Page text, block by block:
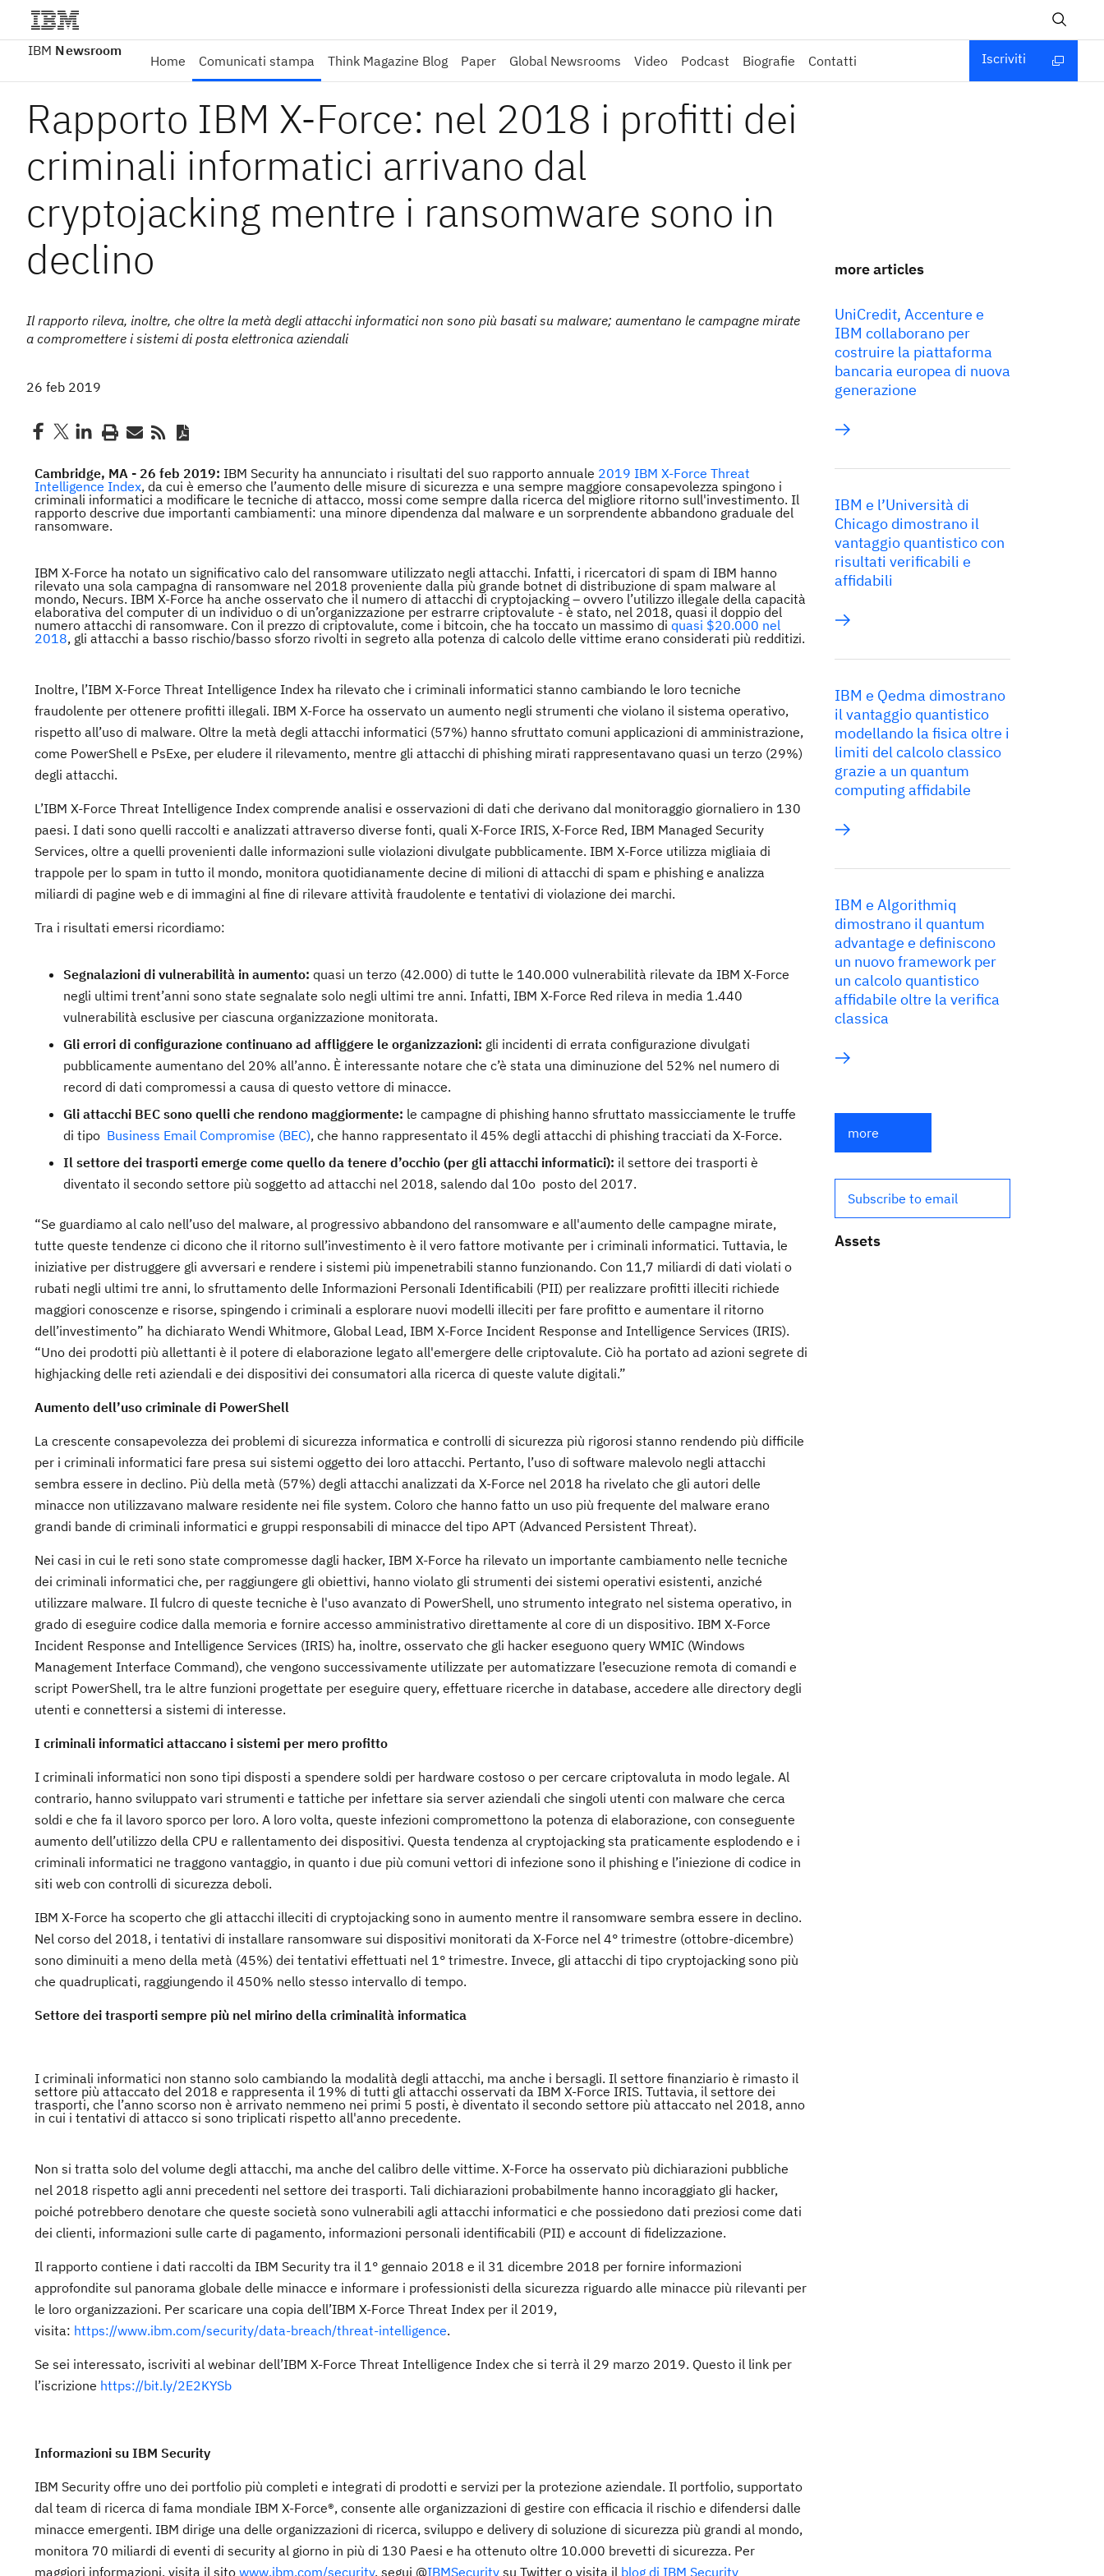
IBM Newsroom
Home Comunicati stampa Think Magazine Blog Paper Global Newsrooms Video Podcast Biografie Contatti Iscriviti
Rapporto IBM X-Force: nel 2018 i profitti dei
criminali informatici arrivano dal
cryptojacking mentre i ransomware sono in
declino
Il rapporto rileva, inoltre, che oltre la metà degli attacchi informatici non sono più basati su malware; aumentano le campagne mirate
a compromettere i sistemi di posta elettronica aziendali
26 feb 2019
Cambridge, MA - 26 feb 2019: IBM Security ha annunciato i risultati del suo rapporto annuale 2019 IBM X-Force Threat
Intelligence Index, da cui è emerso che l’aumento delle misure di sicurezza e una sempre maggiore consapevolezza spingono i
criminali informatici a modificare le tecniche di attacco, mossi come sempre dalla ricerca del migliore ritorno sull'investimento. Il
rapporto descrive due importanti cambiamenti: una minore dipendenza dal malware e un sorprendente abbandono graduale del
ransomware.
IBM X-Force ha notato un significativo calo del ransomware utilizzato negli attacchi. Infatti, i ricercatori di spam di IBM hanno
rilevato una sola campagna di ransomware nel 2018 proveniente dalla più grande botnet di distribuzione di spam malware al
mondo, Necurs. IBM X-Force ha anche osservato che il numero di attacchi di cryptojacking – ovvero l’utilizzo illegale della capacità
elaborativa del computer di un individuo o di un’organizzazione per estrarre criptovalute - è stato, nel 2018, quasi il doppio del
numero attacchi di ransomware. Con il prezzo di criptovalute, come i bitcoin, che ha toccato un massimo di quasi $20.000 nel
2018, gli attacchi a basso rischio/basso sforzo rivolti in segreto alla potenza di calcolo delle vittime erano considerati più redditizi.
Inoltre, l’IBM X-Force Threat Intelligence Index ha rilevato che i criminali informatici stanno cambiando le loro tecniche
fraudolente per ottenere profitti illegali. IBM X-Force ha osservato un aumento negli strumenti che violano il sistema operativo,
rispetto all’uso di malware. Oltre la metà degli attacchi informatici (57%) hanno sfruttato comuni applicazioni di amministrazione,
come PowerShell e PsExe, per eludere il rilevamento, mentre gli attacchi di phishing mirati rappresentavano quasi un terzo (29%)
degli attacchi.
L’IBM X-Force Threat Intelligence Index comprende analisi e osservazioni di dati che derivano dal monitoraggio giornaliero in 130
paesi. I dati sono quelli raccolti e analizzati attraverso diverse fonti, quali X-Force IRIS, X-Force Red, IBM Managed Security
Services, oltre a quelli provenienti dalle informazioni sulle violazioni divulgate pubblicamente. IBM X-Force utilizza migliaia di
trappole per lo spam in tutto il mondo, monitora quotidianamente decine di milioni di attacchi di spam e phishing e analizza
miliardi di pagine web e di immagini al fine di rilevare attività fraudolente e tentativi di violazione dei marchi.
Tra i risultati emersi ricordiamo:
Segnalazioni di vulnerabilità in aumento: quasi un terzo (42.000) di tutte le 140.000 vulnerabilità rilevate da IBM X-Force
negli ultimi trent’anni sono state segnalate solo negli ultimi tre anni. Infatti, IBM X-Force Red rileva in media 1.440
vulnerabilità esclusive per ciascuna organizzazione monitorata.
Gli errori di configurazione continuano ad affliggere le organizzazioni: gli incidenti di errata configurazione divulgati
pubblicamente aumentano del 20% all’anno. È interessante notare che c’è stata una diminuzione del 52% nel numero di
record di dati compromessi a causa di questo vettore di minacce.
Gli attacchi BEC sono quelli che rendono maggiormente: le campagne di phishing hanno sfruttato massicciamente le truffe
di tipo Business Email Compromise (BEC), che hanno rappresentato il 45% degli attacchi di phishing tracciati da X-Force.
Il settore dei trasporti emerge come quello da tenere d’occhio (per gli attacchi informatici): il settore dei trasporti è
diventato il secondo settore più soggetto ad attacchi nel 2018, salendo dal 10o posto del 2017.
“Se guardiamo al calo nell’uso del malware, al progressivo abbandono del ransomware e all'aumento delle campagne mirate,
tutte queste tendenze ci dicono che il ritorno sull’investimento è il vero fattore motivante per i criminali informatici. Tuttavia, le
iniziative per distruggere gli avversari e rendere i sistemi più impenetrabili stanno funzionando. Con 11,7 miliardi di dati violati o
rubati negli ultimi tre anni, lo sfruttamento delle Informazioni Personali Identificabili (PII) per realizzare profitti illeciti richiede
maggiori conoscenze e risorse, spingendo i criminali a esplorare nuovi modelli illeciti per fare profitto e aumentare il ritorno
dell’investimento” ha dichiarato Wendi Whitmore, Global Lead, IBM X-Force Incident Response and Intelligence Services (IRIS).
“Uno dei prodotti più allettanti è il potere di elaborazione legato all'emergere delle criptovalute. Ciò ha portato ad azioni segrete di
highjacking delle reti aziendali e dei dispositivi dei consumatori alla ricerca di queste valute digitali.”
Aumento dell’uso criminale di PowerShell
La crescente consapevolezza dei problemi di sicurezza informatica e controlli di sicurezza più rigorosi stanno rendendo più difficile
per i criminali informatici fare presa sui sistemi oggetto dei loro attacchi. Pertanto, l’uso di software malevolo negli attacchi
sembra essere in declino. Più della metà (57%) degli attacchi analizzati da X-Force nel 2018 ha rivelato che gli autori delle
minacce non utilizzavano malware residente nei file system. Coloro che hanno fatto un uso più frequente del malware erano
grandi bande di criminali informatici e gruppi responsabili di minacce del tipo APT (Advanced Persistent Threat).
Nei casi in cui le reti sono state compromesse dagli hacker, IBM X-Force ha rilevato un importante cambiamento nelle tecniche
dei criminali informatici che, per raggiungere gli obiettivi, hanno violato gli strumenti dei sistemi operativi esistenti, anziché
utilizzare malware. Il fulcro di queste tecniche è l'uso avanzato di PowerShell, uno strumento integrato nel sistema operativo, in
grado di eseguire codice dalla memoria e fornire accesso amministrativo direttamente al core di un dispositivo. IBM X-Force
Incident Response and Intelligence Services (IRIS) ha, inoltre, osservato che gli hacker eseguono query WMIC (Windows
Management Interface Command), che vengono successivamente utilizzate per automatizzare l’esecuzione remota di comandi e
script PowerShell, tra le altre funzioni progettate per eseguire query, effettuare ricerche in database, accedere alle directory degli
utenti e connettersi a sistemi di interesse.
I criminali informatici attaccano i sistemi per mero profitto
I criminali informatici non sono tipi disposti a spendere soldi per hardware costoso o per cercare criptovaluta in modo legale. Al
contrario, hanno sviluppato vari strumenti e tattiche per infettare sia server aziendali che singoli utenti con malware che cerca
soldi e che fa il lavoro sporco per loro. A loro volta, queste infezioni compromettono la potenza di elaborazione, con conseguente
aumento dell’utilizzo della CPU e rallentamento dei dispositivi. Questa tendenza al cryptojacking sta praticamente esplodendo e i
criminali informatici ne traggono vantaggio, in quanto i due più comuni vettori di infezione sono il phishing e l’iniezione di codice in
siti web con controlli di sicurezza deboli.
IBM X-Force ha scoperto che gli attacchi illeciti di cryptojacking sono in aumento mentre il ransomware sembra essere in declino.
Nel corso del 2018, i tentativi di installare ransomware sui dispositivi monitorati da X-Force nel 4° trimestre (ottobre-dicembre)
sono diminuiti a meno della metà (45%) dei tentativi effettuati nel 1° trimestre. Invece, gli attacchi di tipo cryptojacking sono più
che quadruplicati, raggiungendo il 450% nello stesso intervallo di tempo.
Settore dei trasporti sempre più nel mirino della criminalità informatica
I criminali informatici non stanno solo cambiando la modalità degli attacchi, ma anche i bersagli. Il settore finanziario è rimasto il
settore più attaccato del 2018 e rappresenta il 19% di tutti gli attacchi osservati da IBM X-Force IRIS. Tuttavia, il settore dei
trasporti, che l’anno scorso non è arrivato nemmeno nei primi 5 posti, è diventato il secondo settore più attaccato nel 2018, anno
in cui i tentativi di attacco si sono triplicati rispetto all'anno precedente.
Non si tratta solo del volume degli attacchi, ma anche del calibro delle vittime. X-Force ha osservato più dichiarazioni pubbliche
nel 2018 rispetto agli anni precedenti nel settore dei trasporti. Tali dichiarazioni probabilmente hanno incoraggiato gli hacker,
poiché potrebbero denotare che queste società sono vulnerabili agli attacchi informatici e che possiedono dati preziosi come dati
dei clienti, informazioni sulle carte di pagamento, informazioni personali identificabili (PII) e account di fidelizzazione.
Il rapporto contiene i dati raccolti da IBM Security tra il 1° gennaio 2018 e il 31 dicembre 2018 per fornire informazioni
approfondite sul panorama globale delle minacce e informare i professionisti della sicurezza riguardo alle minacce più rilevanti per
le loro organizzazioni. Per scaricare una copia dell’IBM X-Force Threat Index per il 2019,
visita: https://www.ibm.com/security/data-breach/threat-intelligence.
Se sei interessato, iscriviti al webinar dell’IBM X-Force Threat Intelligence Index che si terrà il 29 marzo 2019. Questo il link per
l’iscrizione https://bit.ly/2E2KYSb
Informazioni su IBM Security
IBM Security offre uno dei portfolio più completi e integrati di prodotti e servizi per la protezione aziendale. Il portfolio, supportato
dal team di ricerca di fama mondiale IBM X-Force®, consente alle organizzazioni di gestire con efficacia il rischio e difendersi dalle
minacce emergenti. IBM dirige una delle organizzazioni di ricerca, sviluppo e delivery di soluzione di sicurezza più grandi al mondo,
monitora 70 miliardi di eventi di security al giorno in più di 130 Paesi e ha ottenuto oltre 10.000 brevetti di sicurezza. Per
maggiori informazioni, visita il sito www.ibm.com/security, segui @IBMSecurity su Twitter o visita il blog di IBM Security
more articles
UniCredit, Accenture e
IBM collaborano per
costruire la piattaforma
bancaria europea di nuova
generazione
IBM e l’Università di
Chicago dimostrano il
vantaggio quantistico con
risultati verificabili e
affidabili
IBM e Qedma dimostrano
il vantaggio quantistico
modellando la fisica oltre i
limiti del calcolo classico
grazie a un quantum
computing affidabile
IBM e Algorithmiq
dimostrano il quantum
advantage e definiscono
un nuovo framework per
un calcolo quantistico
affidabile oltre la verifica
classica
more
Subscribe to email
Assets